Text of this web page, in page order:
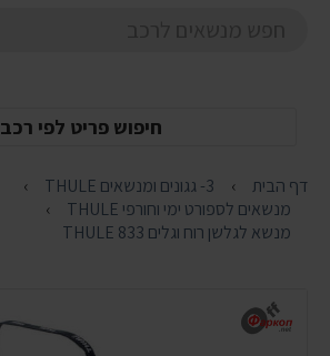
חיפוש פריט לפי רכב
דף הבית
3- גגונים ומנשאים THULE
מנשאים לספורט ימי וחורפי THULE
מנשא לגלשן רוח וגלים THULE 833